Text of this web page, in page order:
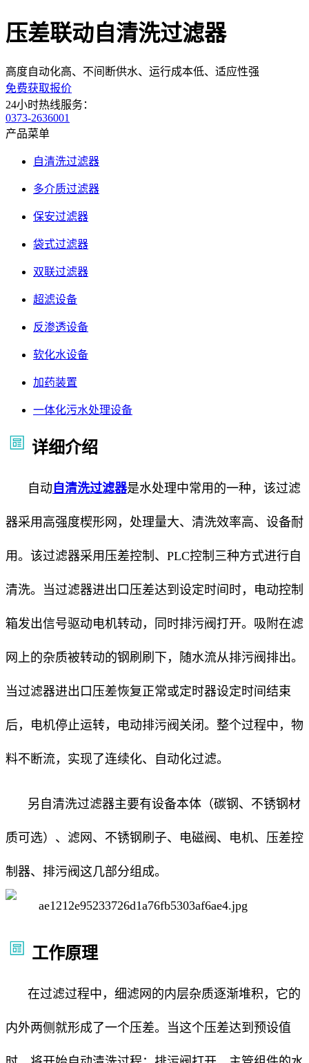
压差联动自清洗过滤器
高度自动化高、不间断供水、运行成本低、适应性强
免费获取报价
24小时热线服务：
0373-2636001
产品菜单
自清洗过滤器
多介质过滤器
保安过滤器
袋式过滤器
双联过滤器
超滤设备
反渗透设备
软化水设备
加药装置
一体化污水处理设备
详细介绍
自动 自清洗过滤器是水处理中常用的一种，该过滤
器采用高强度楔形网，处理量大、清洗效率高、设备耐
用。该过滤器采用压差控制、PLC控制三种方式进行自
清洗。当过滤器进出口压差达到设定时间时，电动控制
箱发出信号驱动电机转动，同时排污阀打开。吸附在滤
网上的杂质被转动的钢刷刷下，随水流从排污阀排出。
当过滤器进出口压差恢复正常或定时器设定时间结束
后，电机停止运转，电动排污阀关闭。整个过程中，物
料不断流，实现了连续化、自动化过滤。
另自清洗过滤器主要有设备本体（碳钢、不锈钢材
质可选）、滤网、不锈钢刷子、电磁阀、电机、压差控
制器、排污阀这几部分组成。
工作原理
在过滤过程中，细滤网的内层杂质逐渐堆积，它的
内外两侧就形成了一个压差。当这个压差达到预设值